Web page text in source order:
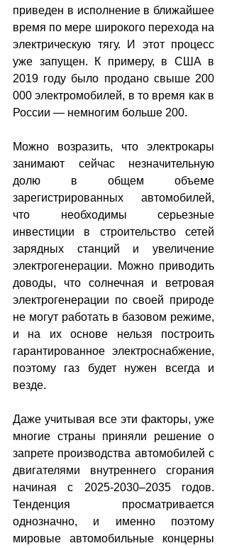
приведен в исполнение в ближайшее
время по мере широкого перехода на
электрическую тягу. И этот процесс
уже запущен. К примеру, в США в
2019 году было продано свыше 200
000 электромобилей, в то время как в
России — немногим больше 200.
Можно возразить, что электрокары
занимают сейчас незначительную
долю в общем объеме
зарегистрированных автомобилей,
что необходимы серьезные
инвестиции в строительство сетей
зарядных станций и увеличение
электрогенерации. Можно приводить
доводы, что солнечная и ветровая
электрогенерации по своей природе
не могут работать в базовом режиме,
и на их основе нельзя построить
гарантированное электроснабжение,
поэтому газ будет нужен всегда и
везде.
Даже учитывая все эти факторы, уже
многие страны приняли решение о
запрете производства автомобилей с
двигателями внутреннего сгорания
начиная с 2025-2030–2035 годов.
Тенденция просматривается
однозначно, и именно поэтому
мировые автомобильные концерны